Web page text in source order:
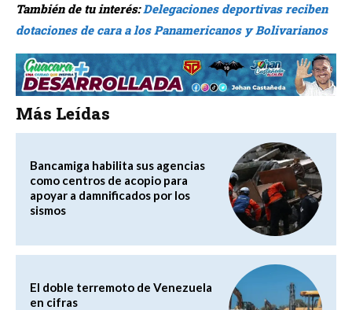
También de tu interés:Delegaciones deportivas reciben
dotaciones de cara a los Panamericanos y Bolivarianos
Más Leídas
Bancamiga habilita sus agencias
como centros de acopio para
apoyar a damnificados por los
sismos
El doble terremoto de Venezuela
en cifras